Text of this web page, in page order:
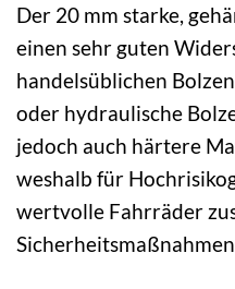
Der 20 mm starke,
einen sehr guten
handelsüblichen
oder hydraulische
jedoch auch härtere
weshalb für
wertvolle Fahrräder